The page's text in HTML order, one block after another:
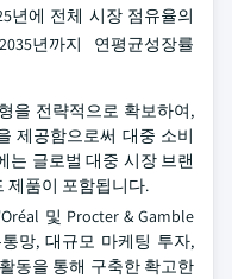
년에 전체 시장 점유율의
년까지 연평균성장률
을 전략적으로 확보하여,
제공함으로써 대중 소비
는 글로벌 대중 시장 브랜
제품이 포함됩니다.
및 Procter & Gamble
망, 대규모 마케팅 투자,
동을 통해 구축한 확고한